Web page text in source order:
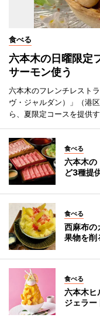
食べる
六本木の日曜限
サーモン使う
六本木のフレンチレスト
ヴ・ジャルダン）」（港
ら、夏限定コースを提供す
食べる
六本木
ど3種提
食べる
西麻布
果物を削
食べる
六本木
ジェラー